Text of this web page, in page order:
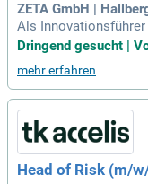
ZETA GmbH |
Als
t digitaler Exzellenz –
essanlagen.
Dringend gesucht |
mehr erfahren
Head of Risk (m/